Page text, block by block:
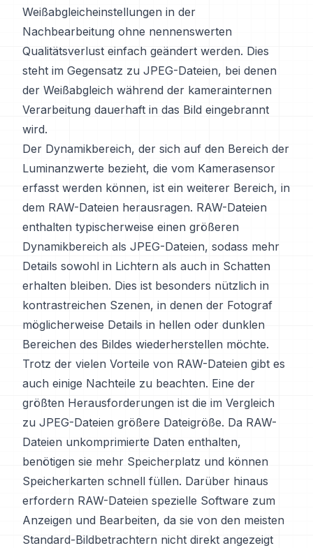
Weißabgleicheinstellungen in der
Nachbearbeitung ohne nennenswerten
Qualitätsverlust einfach geändert werden. Dies
steht im Gegensatz zu JPEG-Dateien, bei denen
der Weißabgleich während der kamerainternen
Verarbeitung dauerhaft in das Bild eingebrannt
wird.
Der Dynamikbereich, der sich auf den Bereich der
Luminanzwerte bezieht, die vom Kamerasensor
erfasst werden können, ist ein weiterer Bereich, in
dem RAW-Dateien herausragen. RAW-Dateien
enthalten typischerweise einen größeren
Dynamikbereich als JPEG-Dateien, sodass mehr
Details sowohl in Lichtern als auch in Schatten
erhalten bleiben. Dies ist besonders nützlich in
kontrastreichen Szenen, in denen der Fotograf
möglicherweise Details in hellen oder dunklen
Bereichen des Bildes wiederherstellen möchte.
Trotz der vielen Vorteile von RAW-Dateien gibt es
auch einige Nachteile zu beachten. Eine der
größten Herausforderungen ist die im Vergleich
zu JPEG-Dateien größere Dateigröße. Da RAW-
Dateien unkomprimierte Daten enthalten,
benötigen sie mehr Speicherplatz und können
Speicherkarten schnell füllen. Darüber hinaus
erfordern RAW-Dateien spezielle Software zum
Anzeigen und Bearbeiten, da sie von den meisten
Standard-Bildbetrachtern nicht direkt angezeigt